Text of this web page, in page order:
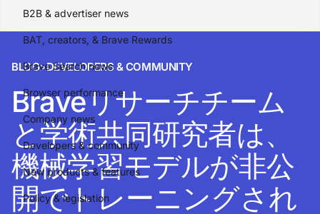
B2B & advertiser news
BAT, creators, & Brave Rewards
Brave Search news
Browser performance
Company news
Developers & community
New products & features
Policy & legislation
BLOG>DEVELOPERS & COMMUNITY
Braveリサーチチーム
と学術共同研究者は、
機械学習モデルが非公
開でトレーニングされ